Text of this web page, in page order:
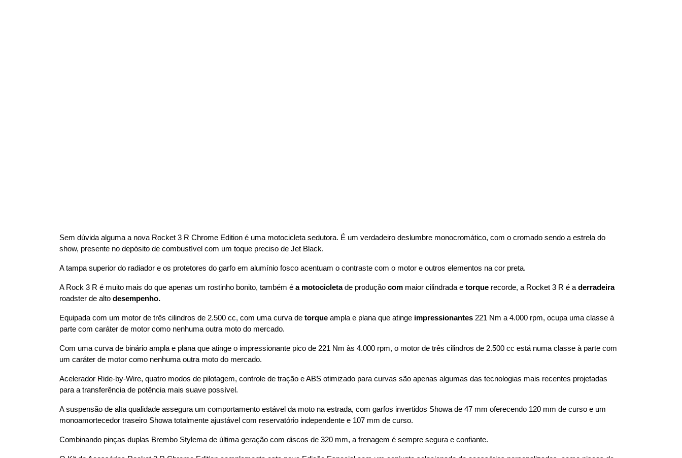
Sem dúvida alguma a nova Rocket 3 R Chrome Edition é uma motocicleta sedutora. É um verdadeiro deslumbre monocromático, com o cromado sendo a estrela do
show, presente no depósito de combustível com um toque preciso de Jet Black.
A tampa superior do radiador e os protetores do garfo em alumínio fosco acentuam o contraste com o motor e outros elementos na cor preta.
A Rock 3 R é muito mais do que apenas um rostinho bonito, também é a motocicleta de produção com maior cilindrada e torque recorde, a Rocket 3 R é a derradeira
roadster de alto desempenho.
Equipada com um motor de três cilindros de 2.500 cc, com uma curva de torque ampla e plana que atinge impressionantes 221 Nm a 4.000 rpm, ocupa uma classe à
parte com caráter de motor como nenhuma outra moto do mercado.
Com uma curva de binário ampla e plana que atinge o impressionante pico de 221 Nm às 4.000 rpm, o motor de três cilindros de 2.500 cc está numa classe à parte com
um caráter de motor como nenhuma outra moto do mercado.
Acelerador Ride-by-Wire, quatro modos de pilotagem, controle de tração e ABS otimizado para curvas são apenas algumas das tecnologias mais recentes projetadas
para a transferência de potência mais suave possível.
A suspensão de alta qualidade assegura um comportamento estável da moto na estrada, com garfos invertidos Showa de 47 mm oferecendo 120 mm de curso e um
monoamortecedor traseiro Showa totalmente ajustável com reservatório independente e 107 mm de curso.
Combinando pinças duplas Brembo Stylema de última geração com discos de 320 mm, a frenagem é sempre segura e confiante.